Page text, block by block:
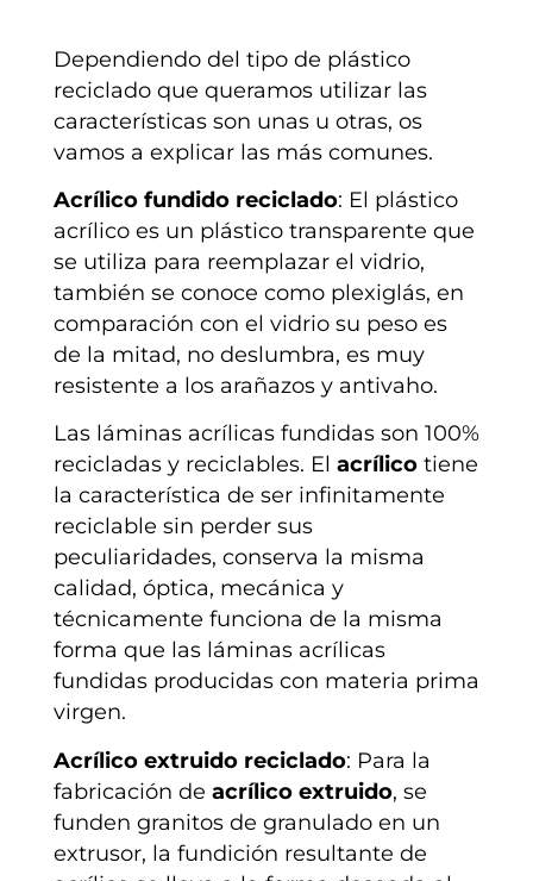
Dependiendo del tipo de plástico
reciclado que queramos utilizar las
características son unas u otras, os
vamos a explicar las más comunes.
Acrílico fundido reciclado: El plástico
acrílico es un plástico transparente que
se utiliza para reemplazar el vidrio,
también se conoce como plexiglás, en
comparación con el vidrio su peso es
de la mitad, no deslumbra, es muy
resistente a los arañazos y antivaho.
Las láminas acrílicas fundidas son 100%
recicladas y reciclables. El acrílicotiene
la característica de ser infinitamente
reciclable sin perder sus
peculiaridades, conserva la misma
calidad, óptica, mecánica y
técnicamente funciona de la misma
forma que las láminas acrílicas
fundidas producidas con materia prima
virgen.
Acrílico extruido reciclado: Para la
fabricación de acrílico extruido, se
funden granitos de granulado en un
extrusor, la fundición resultante de